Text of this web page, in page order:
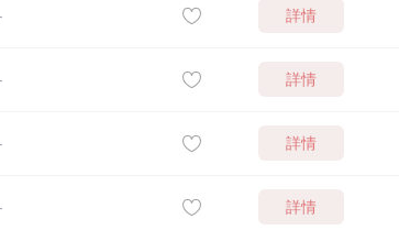
詳情
詳情
詳情
詳情